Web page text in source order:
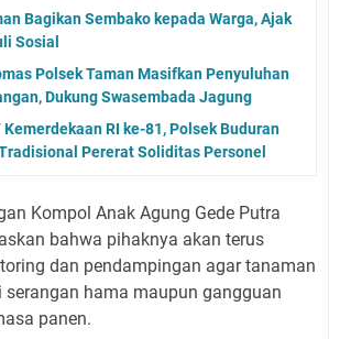
Bagikan Sembako kepada Warga, Ajak
Sosial
Polsek Taman Masifkan Penyuluhan
Dukung Swasembada Jagung
Kemerdekaan RI ke-81, Polsek Buduran
Pererat Soliditas Personel
Kompol Anak Agung Gede Putra
bahwa pihaknya akan terus
dan pendampingan agar tanaman
serangan hama maupun gangguan
panen.